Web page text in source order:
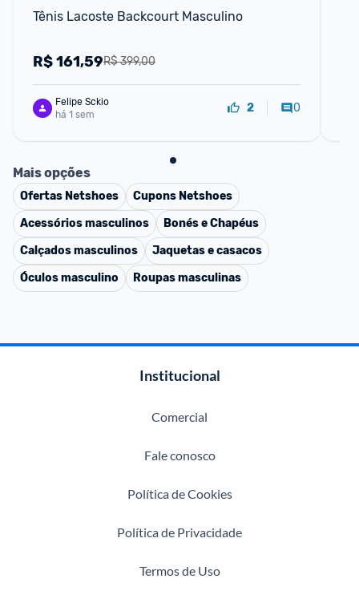
Tênis Lacoste Backcourt Masculino
R$ 399,00
R$161,59
Felipe Sckio
há 1 sem
2 0
Mais opções
Ofertas Netshoes Cupons Netshoes
Acessórios masculinos
Bonés e Chapéus
Calçados masculinos
Jaquetas e casacos
Óculos masculino
Roupas masculinas
Institucional
Comercial
Fale conosco
Política de Cookies
Política de Privacidade
Termos de Uso